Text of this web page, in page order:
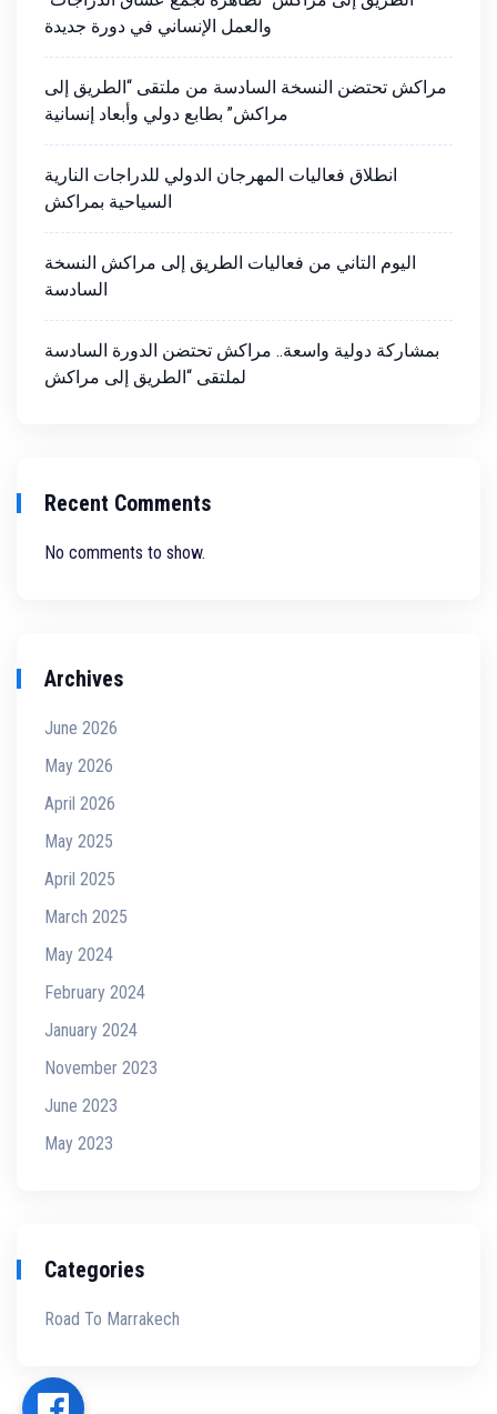
والعمل الإنساني في دورة جديدة
مراكش تحتضن النسخة السادسة من ملتقى “الطريق إلى
مراكش” بطابع دولي وأبعاد إنسانية
انطلاق فعاليات المهرجان الدولي للدراجات النارية
السياحية بمراكش
اليوم التاني من فعاليات الطريق إلى مراكش النسخة
السادسة
بمشاركة دولية واسعة.. مراكش تحتضن الدورة السادسة
لملتقى “الطريق إلى مراكش
Recent Comments
No comments to show.
Archives
June 2026
May 2026
April 2026
May 2025
April 2025
March 2025
May 2024
February 2024
January 2024
November 2023
June 2023
May 2023
Categories
Road To Marrakech